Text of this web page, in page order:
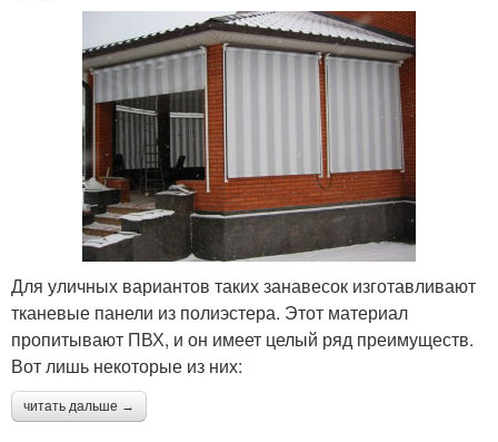
Для уличных вариантов таких занавесок изготавливают
тканевые панели из полиэстера. Этот материал
пропитывают ПВХ, и он имеет целый ряд преимуществ.
Вот лишь некоторые из них:
читать дальше →